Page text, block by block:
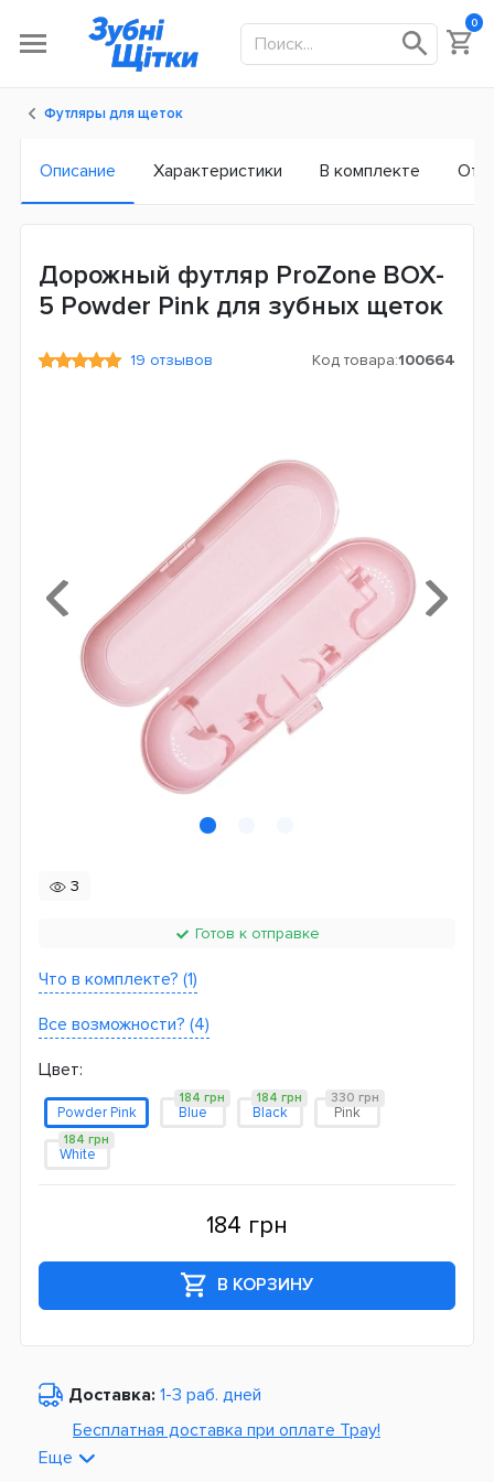
0
Футляры для щеток
Описание Характеристики В комплекте
Дорожный футляр ProZone BOX-
5 Powder Pink для зубных щеток
19 отзывов Код товара:100664
3
Готов к отправке
Что в комплекте? (1)
Все возможности? (4)
Цвет:
Powder Pink Blue
184 грн
Black
184 грн
Pink
330 грн
White
184 грн
184 грн
В КОРЗИНУ
Доставка: 1-3 раб. дней
Бесплатная доставка при оплате Tpay!
Еще